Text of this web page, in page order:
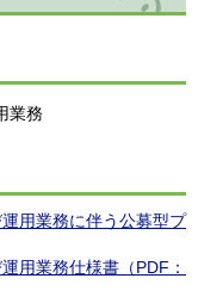
業務
用業務に伴う公募型プ
用業務仕様書（PDF：